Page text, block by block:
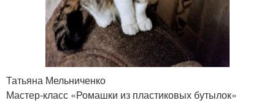
Татьяна Мельниченко
Мастер-класс «Ромашки из пластиковых бутылок»